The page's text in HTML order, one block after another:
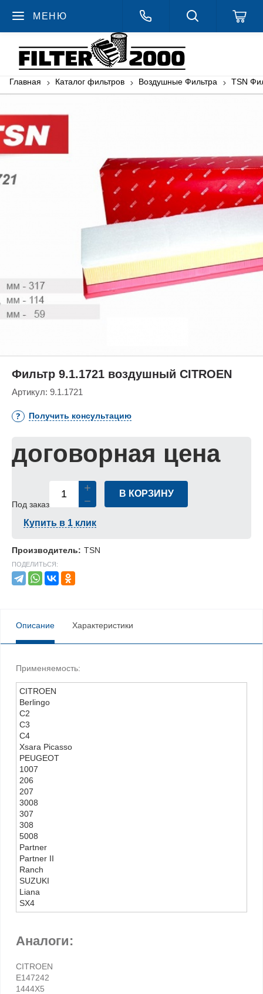
МЕНЮ
Главная Каталог фильтров Воздушные Фильтра TSN
Фильтр 9.1.1721 воздушный CITROEN
Артикул: 9.1.1721
Получить консультацию
договорная цена
Под заказ
В КОРЗИНУ
Купить в 1 клик
Производитель: TSN
ПОДЕЛИТЬСЯ:
Описание Характеристики
Применяемость:
CITROEN
Berlingo
C2
C3
C4
Xsara Picasso
PEUGEOT
1007
206
207
3008
307
308
5008
Partner
Partner II
Ranch
SUZUKI
Liana
SX4
Аналоги:
CITROEN
E147242
1444X5